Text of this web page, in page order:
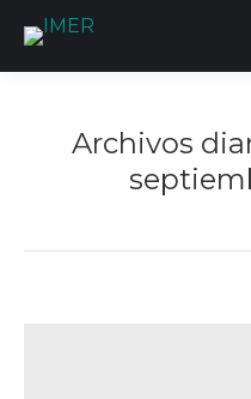
Archivos